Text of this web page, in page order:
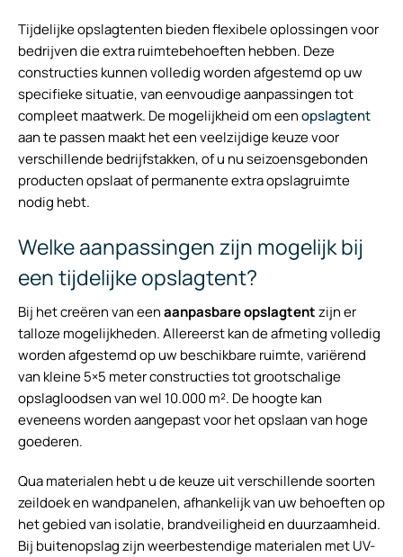
Tijdelijke opslagtenten bieden flexibele oplossingen voor
bedrijven die extra ruimtebehoeften hebben. Deze
constructies kunnen volledig worden afgestemd op uw
specifieke situatie, van eenvoudige aanpassingen tot
compleet maatwerk. De mogelijkheid om eenopslagtent
aan te passen maakt het een veelzijdige keuze voor
verschillende bedrijfstakken, of u nu seizoensgebonden
producten opslaat of permanente extra opslagruimte
nodig hebt.
Welke aanpassingen zijn mogelijk bij
een tijdelijke opslagtent?
Bij het creëren van eenaanpasbare opslagtentzijn er
talloze mogelijkheden. Allereerst kan de afmeting volledig
worden afgestemd op uw beschikbare ruimte, variërend
van kleine 5×5 meter constructies tot grootschalige
opslagloodsen van wel 10.000 m². De hoogte kan
eveneens worden aangepast voor het opslaan van hoge
goederen.
Qua materialen hebt u de keuze uit verschillende soorten
zeildoek en wandpanelen, afhankelijk van uw behoeften op
het gebied van isolatie, brandveiligheid en duurzaamheid.
Bij buitenopslag zijn weerbestendige materialen met UV-